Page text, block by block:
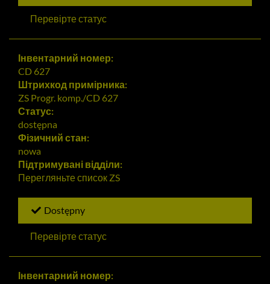
Перевірте статус
Інвентарний номер:
CD 627
Штрихкод примірника:
ZS Progr. komp./CD 627
Статус:
dostępna
Фізичний стан:
nowa
Підтримувані відділи:
Перегляньте список ZS
Dostępny
Перевірте статус
Інвентарний номер: